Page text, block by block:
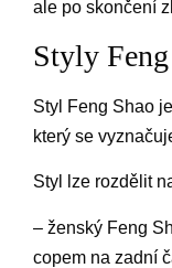
ale po skončení
Styly
Styl Feng Shao
který se
Styl lze rozdělit
– ženský Feng
copem na zadní